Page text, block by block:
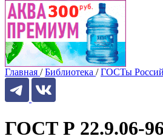
Главная / Библиотека / ГОСТы
ГОСТ Р 22.9.06-96